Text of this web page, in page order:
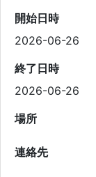
開始日時
2026-06-26
終了日時
2026-06-26
場所
連絡先